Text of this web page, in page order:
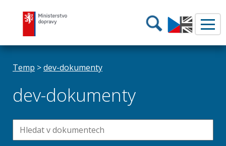
Ministerstvo dopravy Hledání
Temp >dev-dokumenty
dev-dokumenty